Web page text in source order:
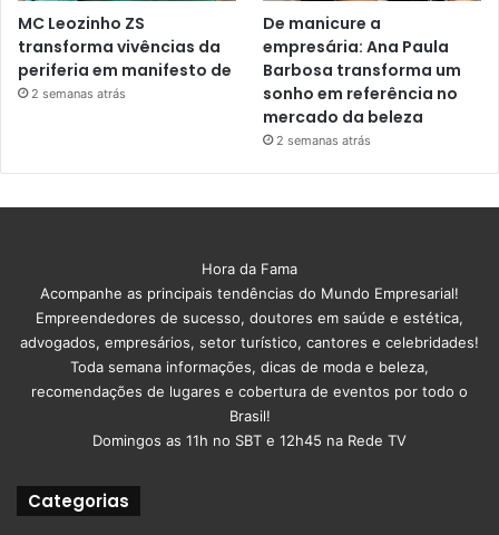
MC Leozinho ZS
transforma vivências da
periferia em manifesto de
2 semanas atrás
De manicure a
empresária: Ana Paula
Barbosa transforma um
sonho em referência no
mercado da beleza
2 semanas atrás
Hora da Fama
Acompanhe as principais tendências do Mundo Empresarial!
Empreendedores de sucesso, doutores em saúde e estética,
advogados, empresários, setor turístico, cantores e celebridades!
Toda semana informações, dicas de moda e beleza,
recomendações de lugares e cobertura de eventos por todo o
Brasil!
Domingos as 11h no SBT e 12h45 na Rede TV
Categorias